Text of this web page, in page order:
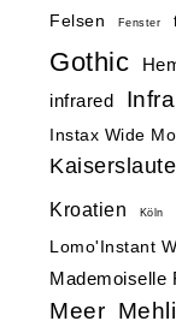
Felsen Fenster
Gothic
infrared
Instax Wide
Kroatien Köln
Lomo'Instant
Mademoiselle
Meer